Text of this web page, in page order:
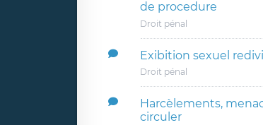
de procedure
Droit pénal
Exibition sexuel
Droit pénal
Harcèlements,
circuler